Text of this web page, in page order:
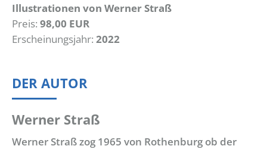
Illustrationen von Werner Straß
Preis: 98,00 EUR
Erscheinungsjahr: 2022
DER AUTOR
Werner Straß
Werner Straß zog 1965 von Rothenburg ob der